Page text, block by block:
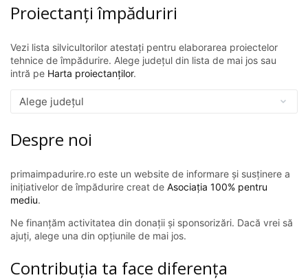
Proiectanți împăduriri
Vezi lista silvicultorilor atestați pentru elaborarea proiectelor
tehnice de împădurire. Alege județul din lista de mai jos sau
intră pe Harta proiectanților.
Despre noi
primaimpadurire.ro este un website de informare și susținere a
inițiativelor de împădurire creat de Asociația 100% pentru
mediu.
Ne finanțăm activitatea din donații și sponsorizări. Dacă vrei să
ajuți, alege una din opțiunile de mai jos.
Contribuția ta face diferența